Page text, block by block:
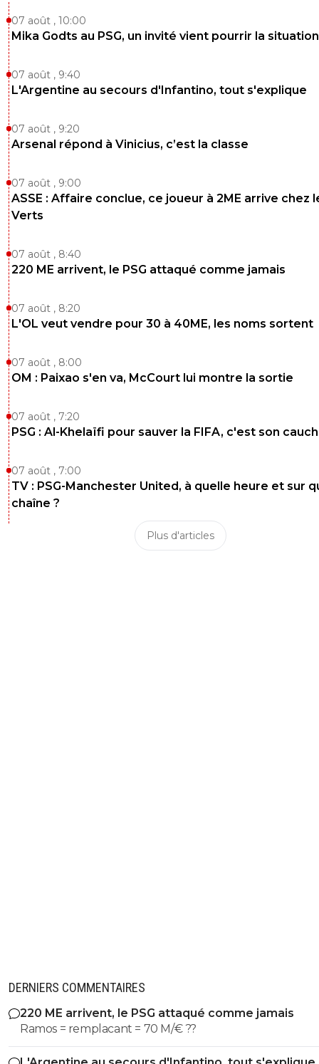
0+ Répondre
Mouais , quand il pleurniche sur les matchs
permettre aux européens de mieux se préparer ,
semble franc et direct 😐🇧🇷🇮🇹🇫🇷🇺🇦
0+ Répondre
Pleurnicher un peu, c'est le jeu^^ ça reste
flaco75-reviens-l-o
aimés et désavantagés, c’est assez ridicule
les matchs décalés c’est en fait le résultat
chaque match , quel que soit le classement
🇮🇹🇫🇷🇺🇦
cuir-moustache 22 avril 2024 à 14:56 +36
0+ Répondre
Il est surtout agaçant pour les connnsmenteurs,
07 août , 10:00
Mika Godts au PSG, un invité vient pourrir la situation
07 août , 9:40
L'Argentine au secours d'Infantino, tout s'explique
07 août , 9:20
Arsenal répond à Vinicius, c’est la classe
07 août , 9:00
ASSE : Affaire conclue, ce joueur à 2ME arrive chez
Verts
07 août , 8:40
220 ME arrivent, le PSG attaqué comme jamais
07 août , 8:20
L'OL veut vendre pour 30 à 40ME, les noms sortent
07 août , 8:00
OM : Paixao s'en va, McCourt lui montre la sortie
07 août , 7:20
PSG : Al-Khelaïfi pour sauver la FIFA, c'est son
07 août , 7:00
TV : PSG-Manchester United, à quelle heure et sur
chaîne ?
Plus d'articles
DERNIERS COMMENTAIRES
220 ME arrivent, le PSG attaqué comme jamais
Ramos = remplacant = 70 M/€ ??